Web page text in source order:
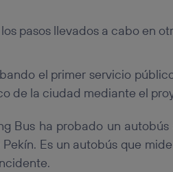
pasos llevados a cabo en
el primer servicio
de la ciudad mediante el
Bus ha probado un
Es un autobús que